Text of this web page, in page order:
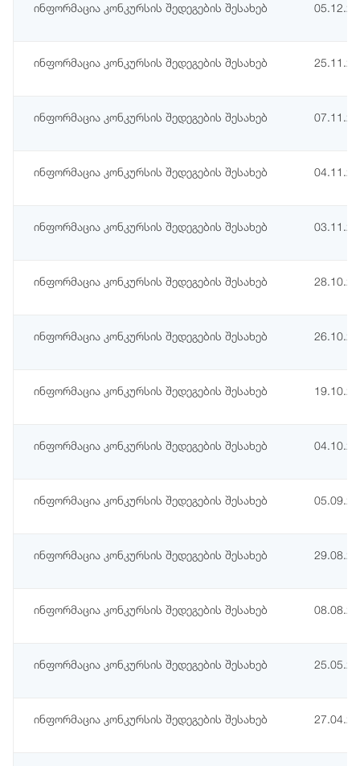
ინფორმაცია კონკურსის შედეგების შესახებ
ინფორმაცია კონკურსის შედეგების შესახებ
ინფორმაცია კონკურსის შედეგების შესახებ
ინფორმაცია კონკურსის შედეგების შესახებ
ინფორმაცია კონკურსის შედეგების შესახებ
ინფორმაცია კონკურსის შედეგების შესახებ
ინფორმაცია კონკურსის შედეგების შესახებ
ინფორმაცია კონკურსის შედეგების შესახებ
ინფორმაცია კონკურსის შედეგების შესახებ
ინფორმაცია კონკურსის შედეგების შესახებ
ინფორმაცია კონკურსის შედეგების შესახებ
ინფორმაცია კონკურსის შედეგების შესახებ
ინფორმაცია კონკურსის შედეგების შესახებ
ინფორმაცია კონკურსის შედეგების შესახებ